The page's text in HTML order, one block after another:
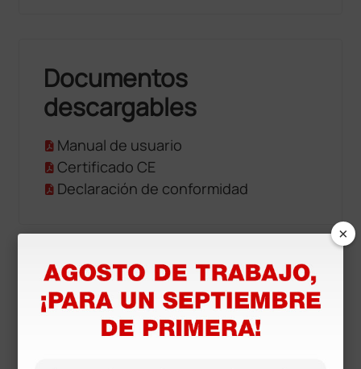
Documentos
descargables
Manual de usuario
Certificado CE
Declaración de conformidad
Accesorios
más opciones
×